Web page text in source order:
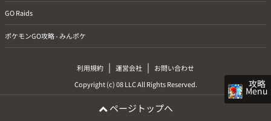
攻略
Menu
GO Raids
ポケモンGO攻略 - みんポケ
利用規約 | 運営会社 |
お問い合わせ
Copyright (c) 08 LLC All Rights Reserved.
ページトップへ